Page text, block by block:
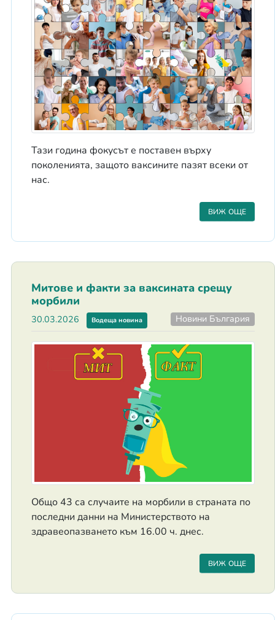
Тази година фокусът е поставен върху
поколенията, защото ваксините пазят всеки от
нас.
ВИЖ ОЩЕ
Митове и факти за ваксината срещу
морбили
30.03.2026 Водеща новина Новини България
Общо 43 са случаите на морбили в страната по
последни данни на Министерството на
здравеопазването към 16.00 ч. днес.
ВИЖ ОЩЕ